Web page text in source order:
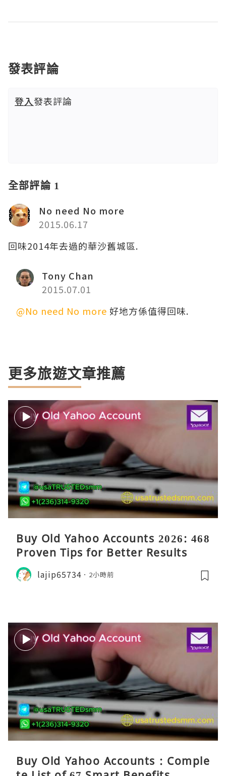
發表評論
登入發表評論
全部評論 1
No need No more
2015.06.17
回味2014年去過的華沙舊城區.
Tony Chan
2015.07.01
@No need No more 好地方係值得回味.
更多旅遊文章推薦
Buy Old Yahoo Accounts 2026: 468
Proven Tips for Better Results
lajip65734 2小時前
Buy Old Yahoo Accounts : Comple